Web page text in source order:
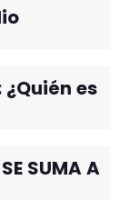
es
SUMA A